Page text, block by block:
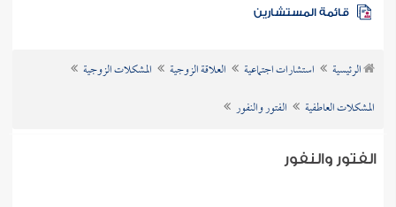
الاستشارة
الرئيسية استشارات اجتماعية العلاقة الزوجية
المشكلات الزوجية
المشكلات العاطفية
الفتور والنفور
الفتور والنفور